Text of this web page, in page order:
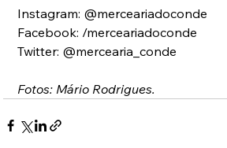
Instagram: @merceariadoconde
Facebook: /merceariadoconde
Twitter: @mercearia_conde
Fotos: Mário Rodrigues.